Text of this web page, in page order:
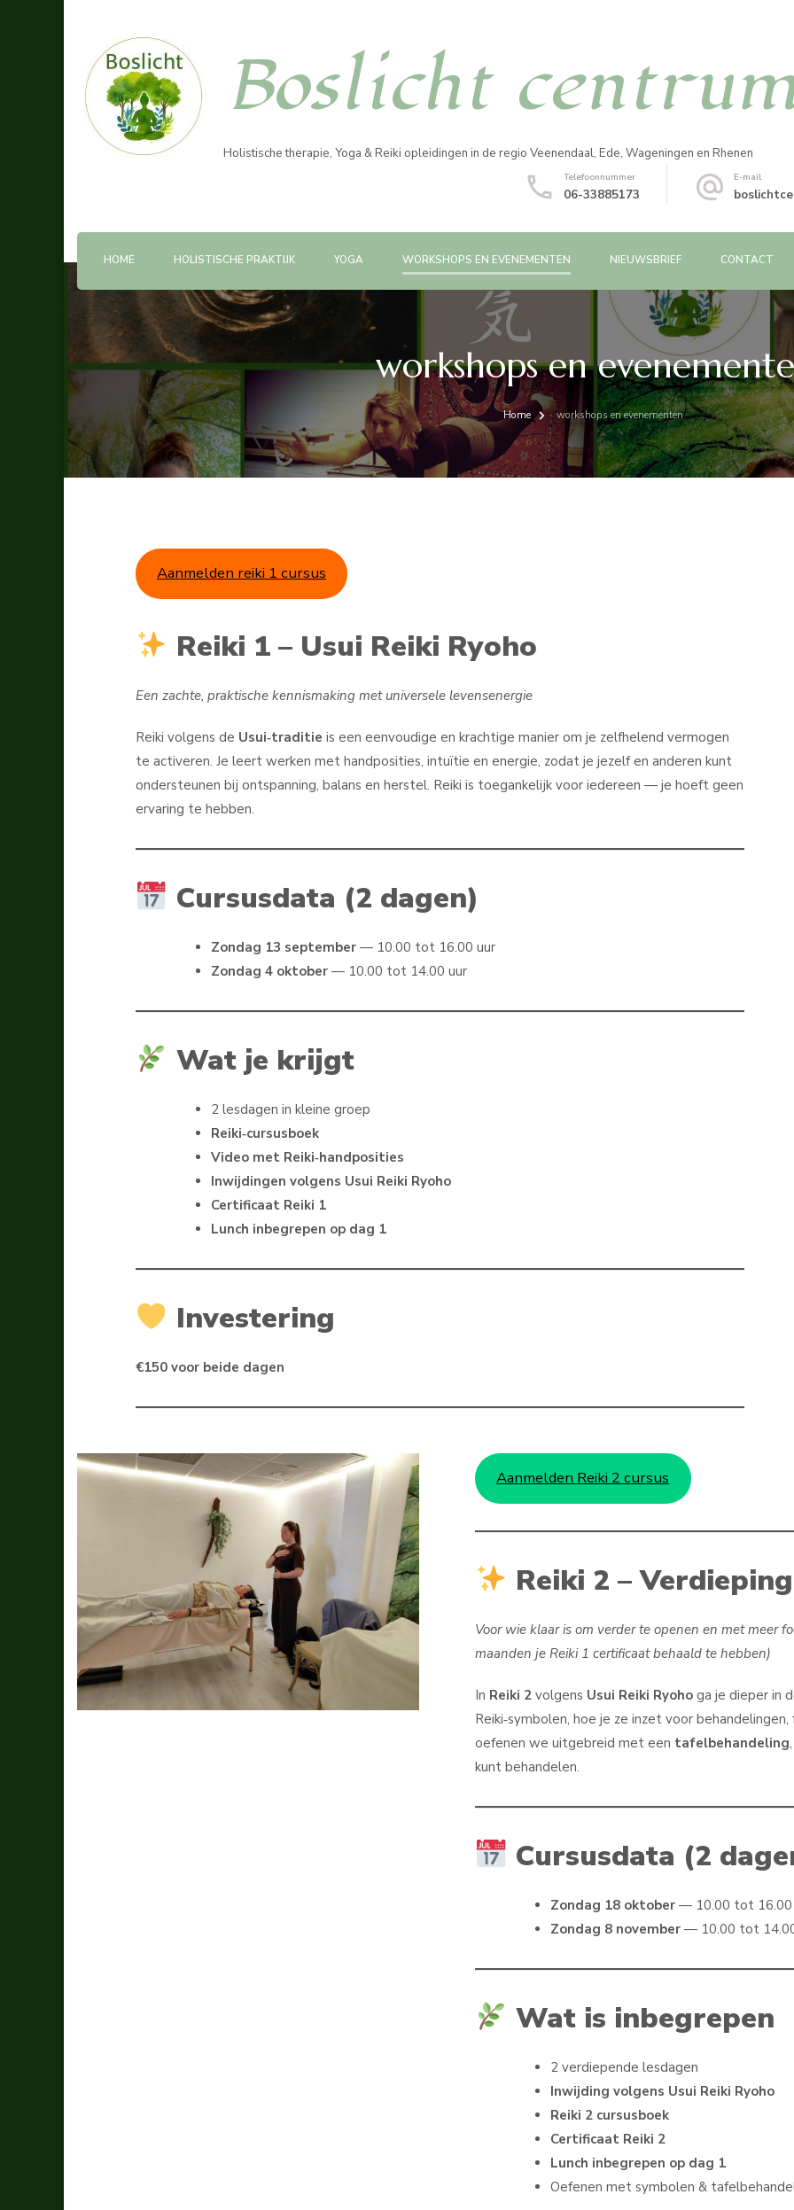
Boslicht
Holistische therapie, Yoga & Reiki opleidingen in de regio Veenendaal, Ede, Wageningen en Rhenen
Telefoonnummer
06-33885173
E-mail
HOME HOLISTISCHE PRAKTIJK YOGA WORKSHOPS EN EVENEMENTEN NIEUWSBRIEF CONTACT
workshops en
Home workshops en evenementen
Aanmelden reiki 1 cursus
Reiki 1 – Usui Reiki Ryoho
Een zachte, praktische kennismaking met universele levensenergie
Reiki volgens de Usui‑traditie is een eenvoudige en krachtige manier om je zelfhelend vermogen
te activeren. Je leert werken met handposities, intuïtie en energie, zodat je jezelf en anderen kunt
ondersteunen bij ontspanning, balans en herstel. Reiki is toegankelijk voor iedereen — je hoeft geen
ervaring te hebben.
Cursusdata (2 dagen)
Zondag 13 september— 10.00 tot 16.00 uur
Zondag 4 oktober— 10.00 tot 14.00 uur
Wat je krijgt
2 lesdagen in kleine groep
Reiki‑cursusboek
Video met Reiki‑handposities
Inwijdingen volgens Usui Reiki Ryoho
Certificaat Reiki 1
Lunch inbegrepen op dag 1
Investering
€150 voor beide dagen
Aanmelden Reiki 2 cursus
Reiki 2 –
Voor wie klaar is om verder te openen en met meer
maanden je Reiki 1 certificaat behaald te hebben)
In Reiki 2volgens Usui Reiki Ryohoga je dieper in
Reiki‑symbolen, hoe je ze inzet voor
oefenen we uitgebreid met een tafelbehandeling
kunt behandelen.
Cursusdata (2
Zondag 18 oktober— 10.00 tot 16.00
Zondag 8 november— 10.00 tot
Wat is inbegrepen
2 verdiepende lesdagen
Inwijding volgens Usui Reiki Ryoho
Reiki 2 cursusboek
Certificaat Reiki 2
Lunch inbegrepen op dag 1
Oefenen met symbolen &